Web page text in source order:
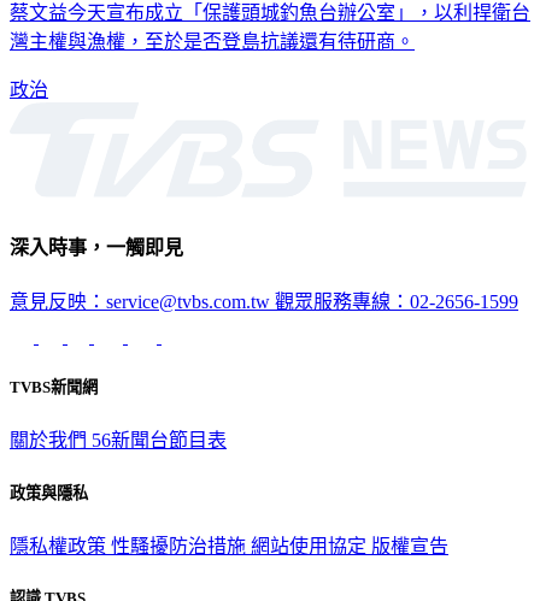
蔡文益今天宣布成立「保護頭城釣魚台辦公室」，以利捍衛台
灣主權與漁權，至於是否登島抗議還有待研商。
政治
深入時事，一觸即見
意見反映：service@tvbs.com.tw 觀眾服務專線：02-2656-1599
TVBS新聞網
關於我們 56新聞台節目表
政策與隱私
隱私權政策 性騷擾防治措施 網站使用協定 版權宣告